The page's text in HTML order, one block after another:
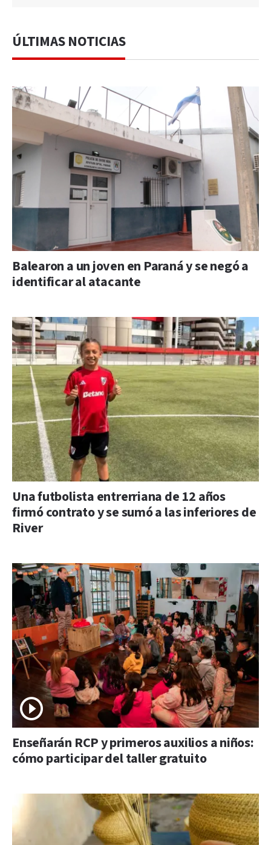
ÚLTIMAS NOTICIAS
Balearon a un joven en Paraná y se negó a
identificar al atacante
Una futbolista entrerriana de 12 años
firmó contrato y se sumó a las inferiores de
River
Enseñarán RCP y primeros auxilios a niños:
cómo participar del taller gratuito